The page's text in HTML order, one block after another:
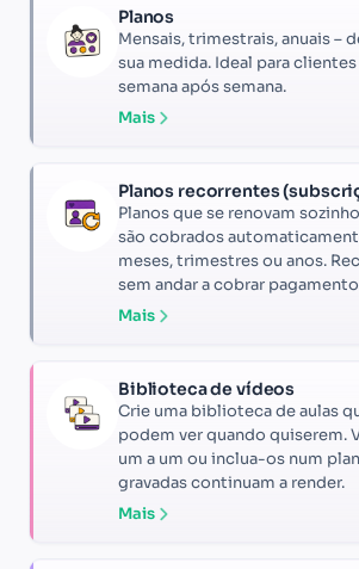
Planos
Mensais, trimestrais, anuais –
sua medida. Ideal para
semana após semana.
Mais
Planos recorrentes
Planos que se renovam
são cobrados
meses, trimestres ou anos.
sem andar a cobrar
Mais
Biblioteca de vídeos
Crie uma biblioteca de aulas
podem ver quando quiserem.
um a um ou inclua-os num
gravadas continuam a render.
Mais